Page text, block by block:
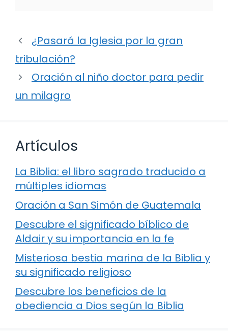
¿Pasará la Iglesia por la gran
tribulación?
Oración al niño doctor para pedir
un milagro
Artículos
La Biblia: el libro sagrado traducido a
múltiples idiomas
Oración a San Simón de Guatemala
Descubre el significado bíblico de
Aldair y su importancia en la fe
Misteriosa bestia marina de la Biblia y
su significado religioso
Descubre los beneficios de la
obediencia a Dios según la Biblia